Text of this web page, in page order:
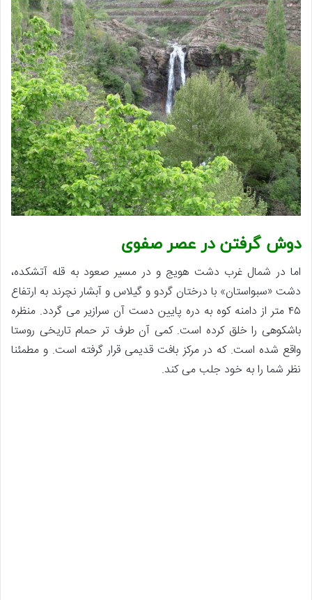
دوش گرفتن در عصر صفوی
اما در شمال غرب دشت هویج و در مسیر صعود به قله آتشکده،
دشت «سبواستان» با درختان گردو و گیلاس و آبشار نچرند به ارتفاع
۴۵ متر از دامنه کوه به دره پایین دست آن سرازیر می گردد. منظره
باشکوهی را خلق کرده است. کمی آن طرف تر حمام تاریخی روستا
واقع شده است. که در مرکز بافت قدیمی قرار گرفته است. و مطمئنا
نظر شما را به خود جلب می کند.